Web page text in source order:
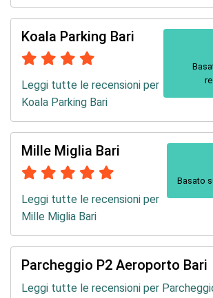
Koala Parking Bari
Leggi tutte le recensioni per
Koala Parking Bari
Mille Miglia Bari
Leggi tutte le recensioni per
Mille Miglia Bari
Basato
Parcheggio P2 Aeroporto Bari
Leggi tutte le recensioni per